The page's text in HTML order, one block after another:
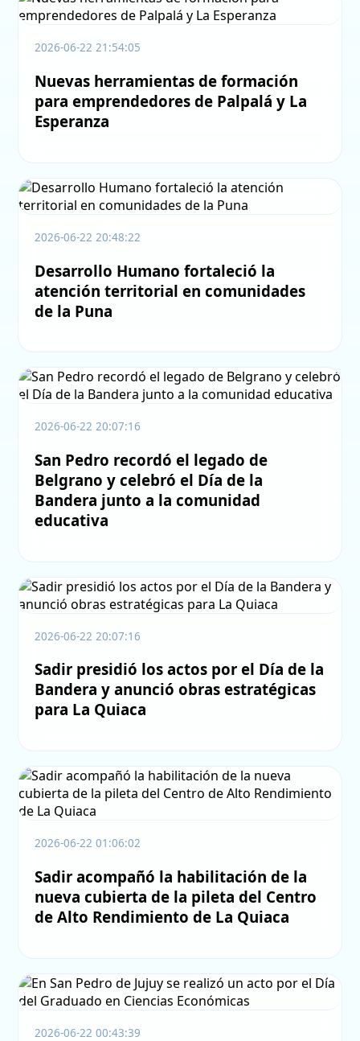
2026-06-22 21:54:05
Nuevas herramientas de formación
para emprendedores de Palpalá y La
Esperanza
2026-06-22 20:48:22
Desarrollo Humano fortaleció la
atención territorial en comunidades
de la Puna
2026-06-22 20:07:16
San Pedro recordó el legado de
Belgrano y celebró el Día de la
Bandera junto a la comunidad
educativa
2026-06-22 20:07:16
Sadir presidió los actos por el Día de la
Bandera y anunció obras estratégicas
para La Quiaca
2026-06-22 01:06:02
Sadir acompañó la habilitación de la
nueva cubierta de la pileta del Centro
de Alto Rendimiento de La Quiaca
2026-06-22 00:43:39